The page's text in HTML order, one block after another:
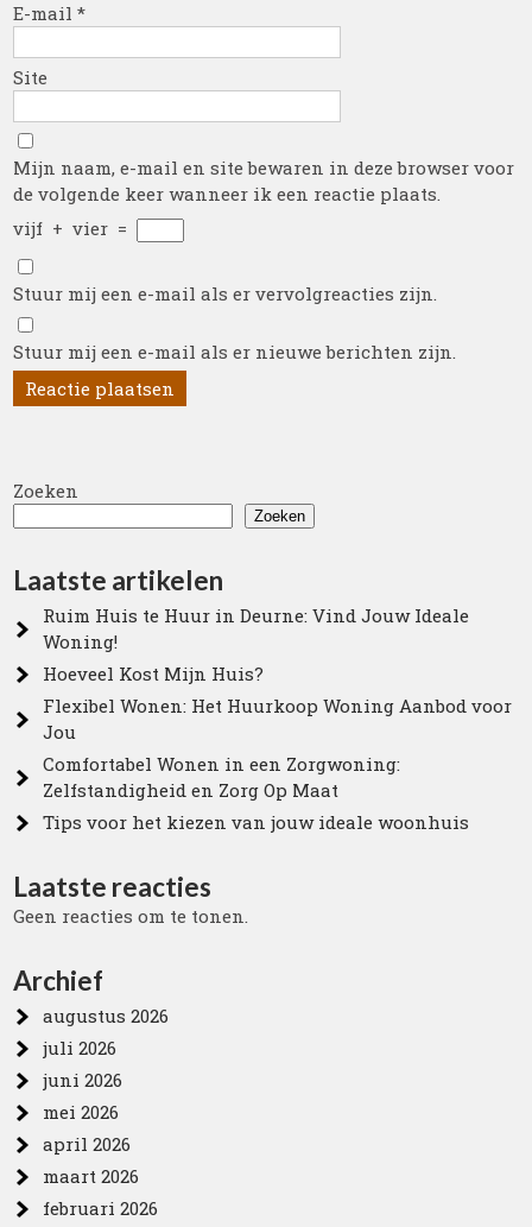
E-mail*
Site
Mijn naam, e-mail en site bewaren in deze browser voor
de volgende keer wanneer ik een reactie plaats.
vijf + vier =
Stuur mij een e-mail als er vervolgreacties zijn.
Stuur mij een e-mail als er nieuwe berichten zijn.
Zoeken
Zoeken
Laatste artikelen
Ruim Huis te Huur in Deurne: Vind Jouw Ideale
Woning!
Hoeveel Kost Mijn Huis?
Flexibel Wonen: Het Huurkoop Woning Aanbod voor
Jou
Comfortabel Wonen in een Zorgwoning:
Zelfstandigheid en Zorg Op Maat
Tips voor het kiezen van jouw ideale woonhuis
Laatste reacties
Geen reacties om te tonen.
Archief
augustus 2026
juli 2026
juni 2026
mei 2026
april 2026
maart 2026
februari 2026